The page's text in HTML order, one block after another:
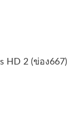
HD 2 (ข่อง667)